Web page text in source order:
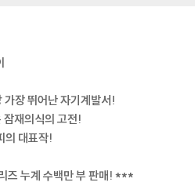
장 뛰어난 자기계발서!
잠재의식의 고전!
의 대표작!
즈 누계 수백만 부 판매! ***